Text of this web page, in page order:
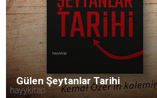
Gülen Şeytanlar Tarihi